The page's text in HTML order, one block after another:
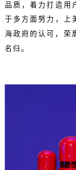
品质，着力打造用
于多方面努力，上
海政府的认可，荣
名归。